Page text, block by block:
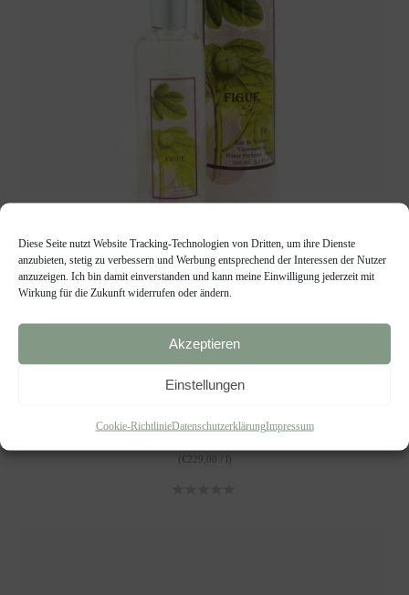
Diese Seite nutzt Website Tracking-Technologien von Dritten, um ihre Dienste
anzubieten, stetig zu verbessern und Werbung entsprechend der Interessen der Nutzer
anzuzeigen. Ich bin damit einverstanden und kann meine Einwilligung jederzeit mit
Wirkung für die Zukunft widerrufen oder ändern.
Akzeptieren
Einstellungen
Cookie-RichtlinieDatenschutzerklärungImpressum
EAU DE TOILETTE "FEIGE"
Eau de Toilette
€229,00 / l)